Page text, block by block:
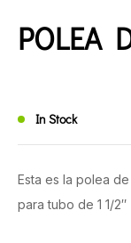
POLEA
In Stock
Esta es la polea
para tubo de 1 1/2″